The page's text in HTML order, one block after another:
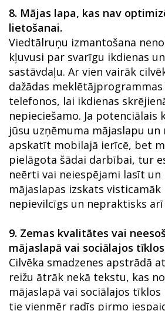
8. Mājas lapa, kas nav
lietošanai.
Viedtālruņu izmantošana
kļuvusi par svarīgu ikdienas
sastāvdaļu. Ar vien vairāk
dažādas
telefonos, lai ikdienas
nepieciešamo. Ja potenciālais
jūsu uzņēmuma mājaslapu
apskatīt mobilajā ierīcē, bet
pielāgota šādai darbībai, tur
neērti vai neiespējami lasīt un
mājaslapas izskats visticamāk
nepievilcīgs un nepraktisks
9. Zemas kvalitātes vai
mājaslapā vai sociālajos
Cilvēka smadzenes apstrādā
reižu ātrāk nekā tekstu, kas
mājaslapā vai sociālajos
tie vienmēr radīs pirmo